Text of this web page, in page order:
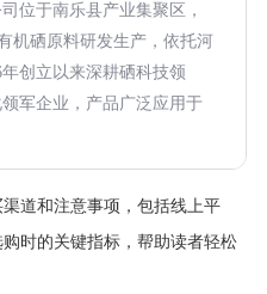
位于南乐县产业集聚区，
机硒原料研发生产，依托河
创立以来深耕硒科技领
军企业，产品广泛应用于
道和注意事项，包括线上平
时的关键指标，帮助读者轻松